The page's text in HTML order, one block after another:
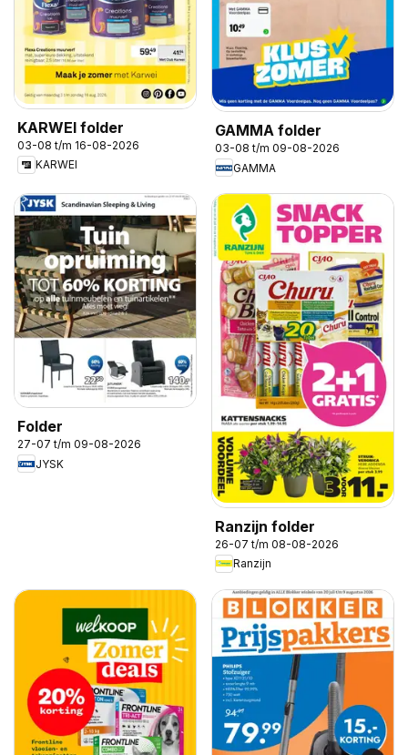
KARWEI folder
03-08 t/m 16-08-2026
KARWEI
GAMMA folder
03-08 t/m 09-08-2026
GAMMA
Folder
27-07 t/m 09-08-2026
JYSK
Ranzijn folder
26-07 t/m 08-08-2026
Ranzijn